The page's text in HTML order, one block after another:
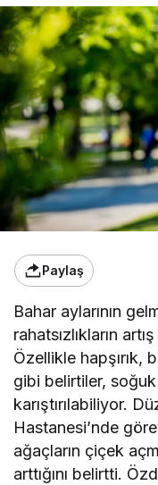
Paylaş
Bahar aylarının
rahatsızlıkların
Özellikle hapşırık,
gibi belirtiler, soğuk
karıştırılabiliyor.
Hastanesi’nde
ağaçların çiçek
arttığını belirtti.